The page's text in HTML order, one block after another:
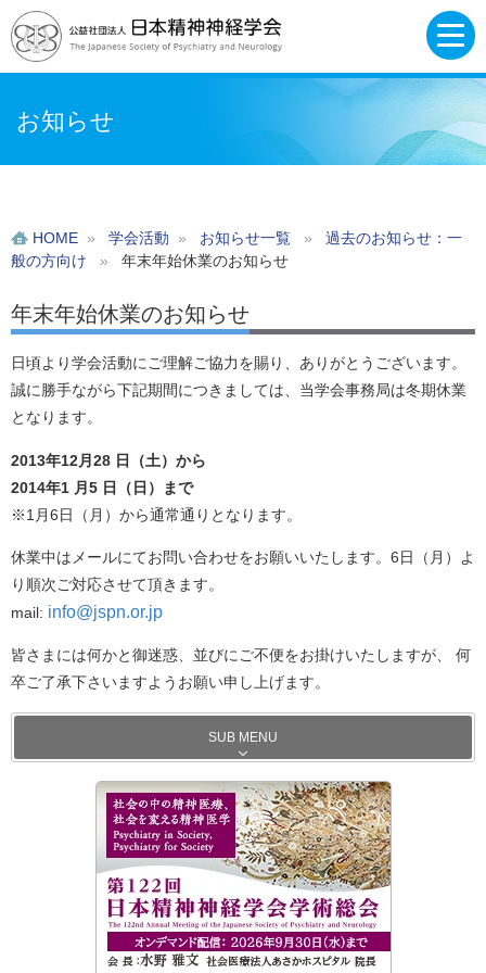
お知らせ
HOME » 学会活動 » お知らせ一覧 »
過去のお知らせ：一
般の方向け
» 年末年始休業のお知らせ
年末年始休業のお知らせ
日頃より学会活動にご理解ご協力を賜り、ありがとうございます。
誠に勝手ながら下記期間につきましては、当学会事務局は冬期休業
となります。
2013年12月28 日（土）から
2014年1 月5 日（日）まで
※1月6日（月）から通常通りとなります。
休業中はメールにてお問い合わせをお願いいたします。6日（月）よ
り順次ご対応させて頂きます。
mail: info@jspn.or.jp
皆さまには何かと御迷惑、並びにご不便をお掛けいたしますが、 何
卒ご了承下さいますようお願い申し上げます。
SUB MENU